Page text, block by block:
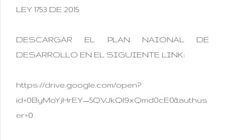
LEY 1753 DE 2015
DESCARGAR EL PLAN NAIONAL DE
DESARROLLO EN EL SIGUIENTE LINK:
https://drive.google.com/open?
id=0ByMoYjHrEY_5QVJkQl9xQmd0cE0&authus
er=0